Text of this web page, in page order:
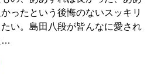
ったという後悔のないスッキリ
い。島田八段が皆んなに愛され
…